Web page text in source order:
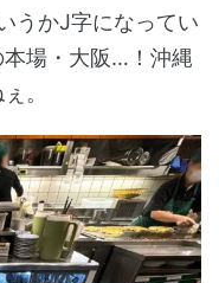
うかJ字になってい
場・大阪…！沖縄
。